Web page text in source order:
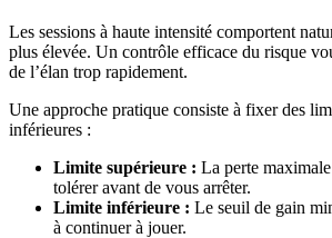
Les sessions à haute intensité comportent
plus élevée. Un contrôle efficace du risque
de l’élan trop rapidement.
Une approche pratique consiste à fixer des
inférieures :
Limite supérieure : La perte
tolérer avant de vous arrêter.
Limite inférieure : Le seuil de gain
à continuer à jouer.